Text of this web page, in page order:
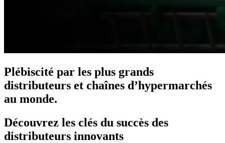
Plébiscité par les plus grands
distributeurs et chaînes d’hypermarchés
au monde.
Découvrez les clés du succès des
distributeurs innovants